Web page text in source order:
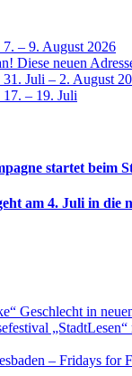
7. – 9. August 2026
Diese neuen
31. Juli – 2. August
17. – 19. Juli
startet beim
am 4. Juli in die